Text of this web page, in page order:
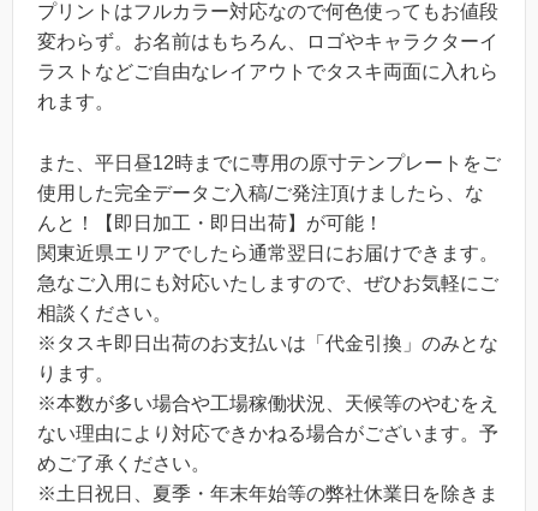
プリントはフルカラー対応なので何色使ってもお値段
変わらず。お名前はもちろん、ロゴやキャラクターイ
ラストなどご自由なレイアウトでタスキ両面に入れら
れます。
また、平日昼12時までに専用の原寸テンプレートをご
使用した完全データご入稿/ご発注頂けましたら、な
んと！【即日加工・即日出荷】が可能！
関東近県エリアでしたら通常翌日にお届けできます。
急なご入用にも対応いたしますので、ぜひお気軽にご
相談ください。
※タスキ即日出荷のお支払いは「代金引換」のみとな
ります。
※本数が多い場合や工場稼働状況、天候等のやむをえ
ない理由により対応できかねる場合がございます。予
めご了承ください。
※土日祝日、夏季・年末年始等の弊社休業日を除きま